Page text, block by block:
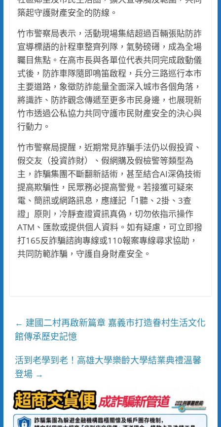
築起守護財產安全的防線。
竹市警察局表示，活動現場集結超過百輛張貼防詐
宣導標語的計程車整齊列隊，氣勢磅礡，成為全場
矚目焦點。在高市長與各單位代表共同完成啟動儀
式後，防詐車隊隨即鳴笛啟程，兵分三路巡行本市
主要道路，象徵防詐能量全面深入城市各個角落，
將識詐、防詐觀念傳遞至更多市民身邊，也展現新
竹市透過公私協力共同守護市民財產安全的決心與
行動力。
竹市警察局提醒，近期常見詐騙手法仍以假投資、
假交友（投資詐財）、假網購及假檢警等類型為
主，詐騙集團不斷翻新話術，甚至結合AI深偽技術
提高欺騙性，民眾務必提高警覺。若接獲可疑來
電、簡訊或網路訊息，應謹記「1聽、2掛、3查
證」原則，冷靜查證資訊真偽，切勿依指示操作
ATM、匯款或提供個人資料。如有疑慮，可立即撥
打165反詐騙諮詢專線或110報案專線尋求協助，
共同防範詐騙，守護自身財產安全。
← 建國二村再啟新篇章 嘉義市打造眷村生活文化
館傳承歷史記憶
活到老學到老！高雄大學樂齡大學結業典禮溫馨
登場 →